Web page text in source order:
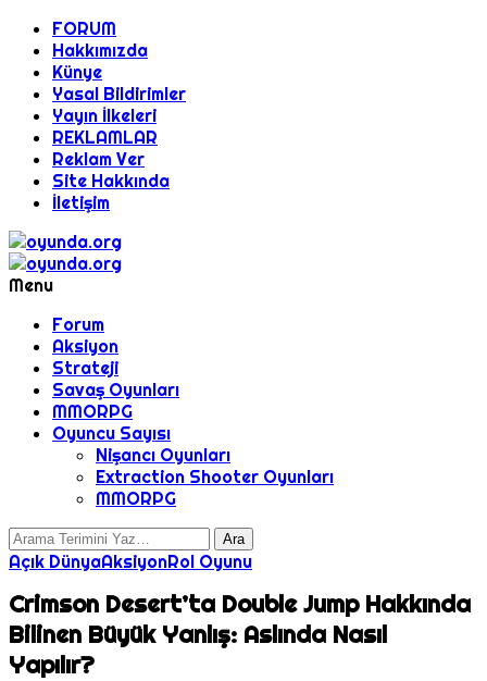
FORUM
Hakkımızda
Künye
Yasal Bildirimler
Yayın İlkeleri
REKLAMLAR
Reklam Ver
Site Hakkında
İletişim
Menu
Forum
Aksiyon
Strateji
Savaş Oyunları
MMORPG
Oyuncu Sayısı
Nişancı Oyunları
Extraction Shooter Oyunları
MMORPG
Açık DünyaAksiyonRol Oyunu
Crimson Desert’ta Double Jump Hakkında
Bilinen Büyük Yanlış: Aslında Nasıl
Yapılır?